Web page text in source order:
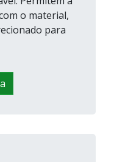
o material,
para